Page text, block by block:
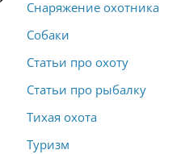
Снаряжение охотника
Собаки
Статьи про охоту
Статьи про рыбалку
Тихая охота
Туризм